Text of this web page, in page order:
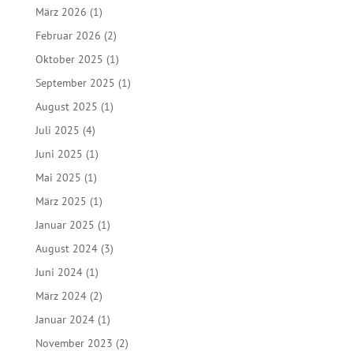
März 2026 (1)
Februar 2026 (2)
Oktober 2025 (1)
September 2025 (1)
August 2025 (1)
Juli 2025 (4)
Juni 2025 (1)
Mai 2025 (1)
März 2025 (1)
Januar 2025 (1)
August 2024(3)
Juni 2024(1)
März 2024(2)
Januar 2024(1)
November 2023 (2)